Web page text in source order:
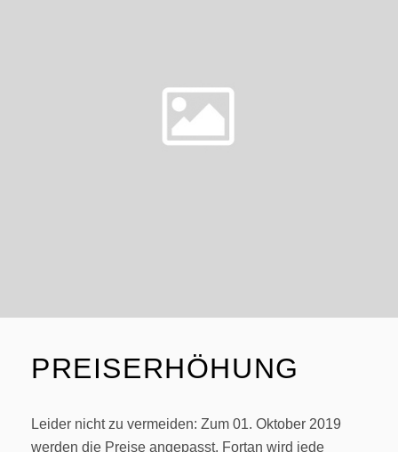
PREISERHÖHUNG
Leider nicht zu vermeiden: Zum 01. Oktober 2019
werden die Preise angepasst. Fortan wird jede